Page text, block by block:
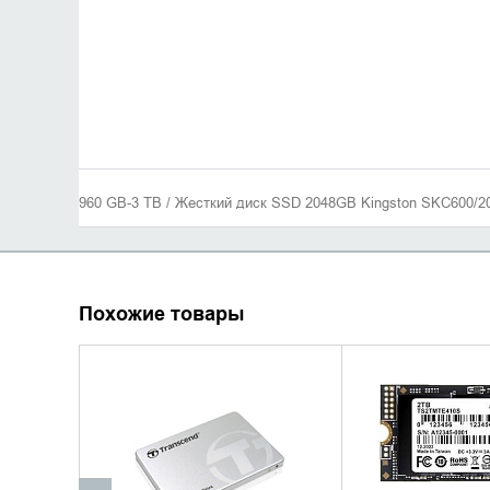
960 GB-3 TB / Жесткий диск SSD 2048GB Kingston SKC600/
Похожие товары
УТОЧНИТЬ НАЛИЧИЕ УТОЧНИТЬ